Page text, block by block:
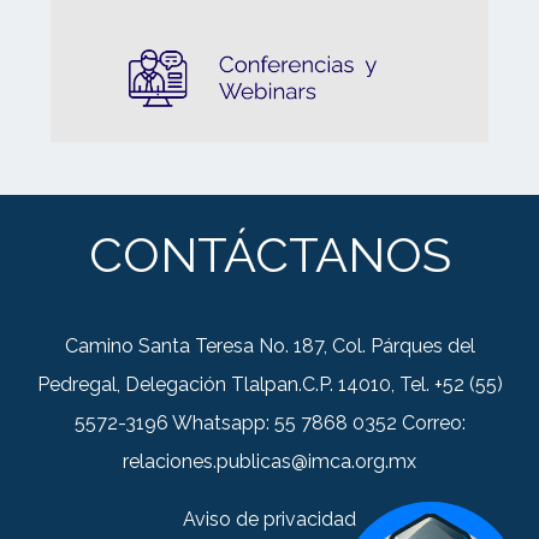
CONTÁCTANOS
Camino Santa Teresa No. 187, Col. Párques del
Pedregal, Delegación Tlalpan.C.P. 14010, Tel. +52 (55)
5572-3196 Whatsapp: 55 7868 0352 Correo:
relaciones.publicas@imca.org.mx
Aviso de privacidad